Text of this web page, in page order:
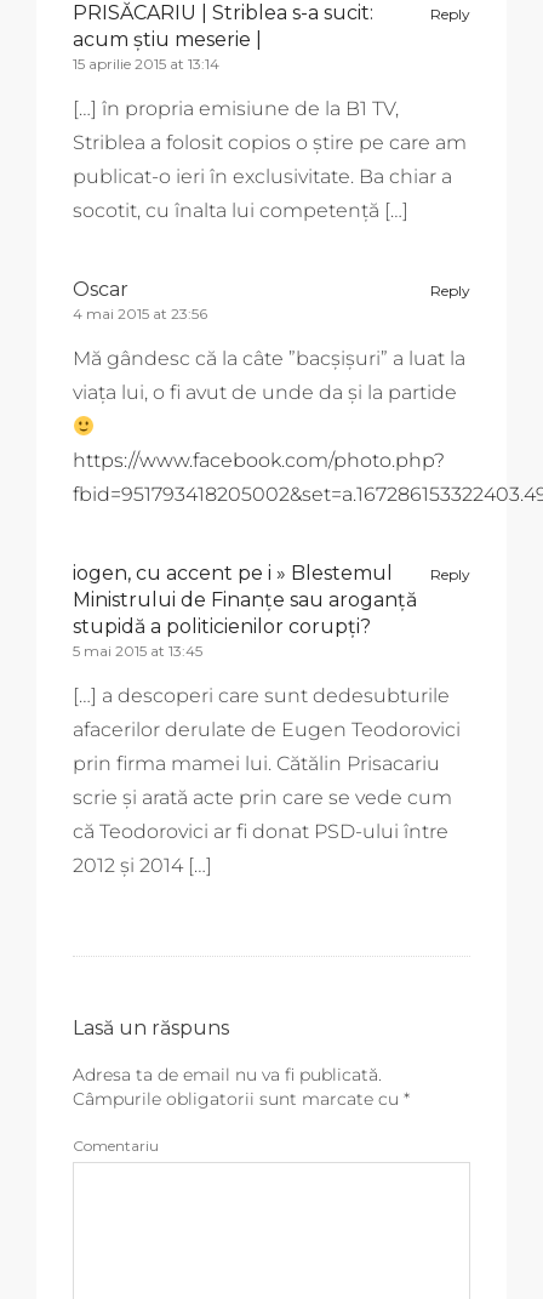
Reply
PRISĂCARIU | Striblea s-a sucit:
acum știu meserie |
15 aprilie 2015 at 13:14
[…] în propria emisiune de la B1 TV,
Striblea a folosit copios o știre pe care am
publicat-o ieri în exclusivitate. Ba chiar a
socotit, cu înalta lui competență […]
Reply
Oscar
4 mai 2015 at 23:56
Mă gândesc că la câte ”bacșișuri” a luat la
viața lui, o fi avut de unde da și la partide
https://www.facebook.com/photo.php?
Reply
iogen, cu accent pe i » Blestemul
Ministrului de Finanțe sau aroganță
stupidă a politicienilor corupți?
5 mai 2015 at 13:45
[…] a descoperi care sunt dedesubturile
afacerilor derulate de Eugen Teodorovici
prin firma mamei lui. Cătălin Prisacariu
scrie și arată acte prin care se vede cum
că Teodorovici ar fi donat PSD-ului între
2012 și 2014 […]
Lasă un răspuns
Adresa ta de email nu va fi publicată.
Câmpurile obligatorii sunt marcate cu *
Comentariu